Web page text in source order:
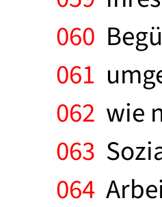
060
061
062 wie
063
064